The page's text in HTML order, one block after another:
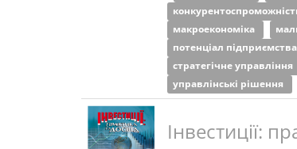
макроекономіка
потенціал підприємства
стратегічне управління
управлінські рішення
Інвестиції: